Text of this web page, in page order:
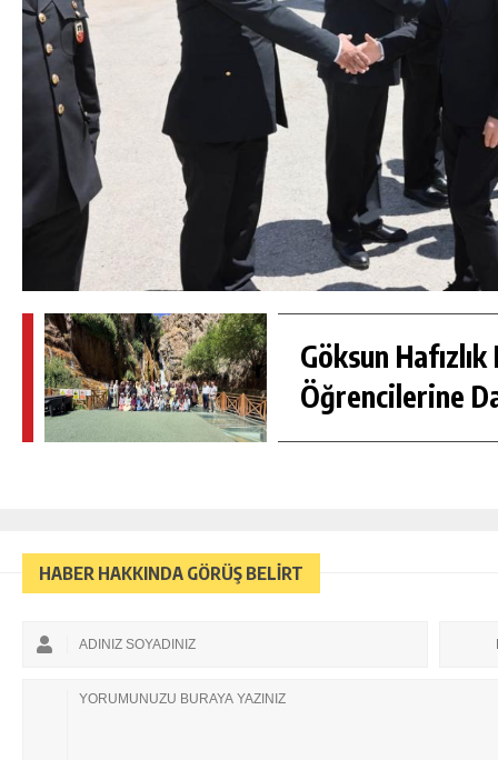
Göksun Hafızlık
Öğrencilerine
HABER HAKKINDA GÖRÜŞ BELİRT